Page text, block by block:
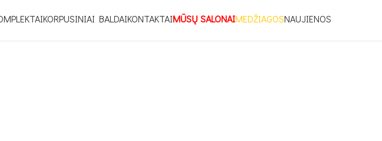
KORPUSINIAI BALDAIKONTAKTAIMŪSŲ SALONAIMEDŽIAGOSNAUJIENOS